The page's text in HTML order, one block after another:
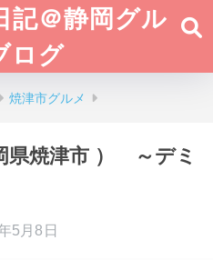
記＠静岡グル
ログ
焼津市グルメ
県焼津市 ） ～デミ
5月8日